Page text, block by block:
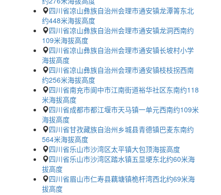
四川省凉山彝族自治州会理市通安镇龙潭箐东北
约448米海拔高度
四川省凉山彝族自治州会理市通安镇龙洞西南约
109米海拔高度
四川省凉山彝族自治州会理市通安镇长坡村小学
海拔高度
四川省凉山彝族自治州会理市通安镇枝枝拐西南
约256米海拔高度
四川省南充市阆中市江南街道裕华社区东南约118
米海拔高度
四川省成都市都江堰市天马镇一单元西南约109米
海拔高度
四川省甘孜藏族自治州乡城县青德镇巴麦东南约
564米海拔高度
四川省乐山市沙湾区太平镇大包顶海拔高度
四川省乐山市沙湾区踏水镇五显埂东北约60米海
拔高度
四川省眉山市仁寿县藕塘镇桅杆湾西北约69米海
拔高度